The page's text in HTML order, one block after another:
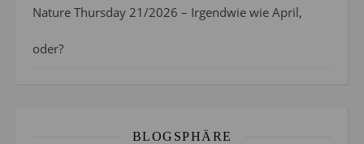
Nature Thursday 21/2026 – Irgendwie wie April,
oder?
BLOGSPHÄRE